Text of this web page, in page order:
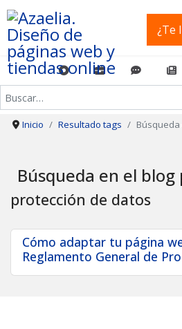
¿Te
Buscar
Inicio Resultado tags
Búsqueda en el
protección de datos
Cómo adaptar tu página
Reglamento General de